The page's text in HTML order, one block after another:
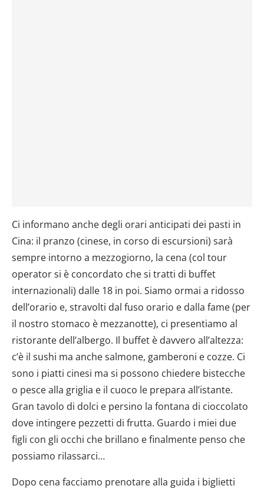
Ci informano anche degli orari anticipati dei pasti in
Cina: il pranzo (cinese, in corso di escursioni) sarà
sempre intorno a mezzogiorno, la cena (col tour
operator si è concordato che si tratti di buffet
internazionali) dalle 18 in poi. Siamo ormai a ridosso
dell’orario e, stravolti dal fuso orario e dalla fame (per
il nostro stomaco è mezzanotte), ci presentiamo al
ristorante dell’albergo. Il buffet è davvero all’altezza:
c’è il sushi ma anche salmone, gamberoni e cozze. Ci
sono i piatti cinesi ma si possono chiedere bistecche
o pesce alla griglia e il cuoco le prepara all’istante.
Gran tavolo di dolci e persino la fontana di cioccolato
dove intingere pezzetti di frutta. Guardo i miei due
figli con gli occhi che brillano e finalmente penso che
possiamo rilassarci…
Dopo cena facciamo prenotare alla guida i biglietti